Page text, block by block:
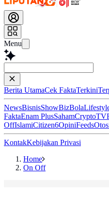
Menu
Simpulkan Art
Berita UtamaCek FaktaTerkini
NewsBisnisShowBizBola
FaktaEnam PlusSahamCryptoTV
OffIslamiCitizen6OpiniFeeds
KontakKebijakan Privasi
Home
On Off